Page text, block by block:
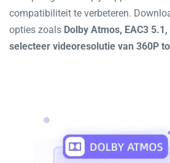
compatibiliteit te verbeteren.
opties zoals Dolby Atmos, EAC3
selecteer videoresolutie van 360P